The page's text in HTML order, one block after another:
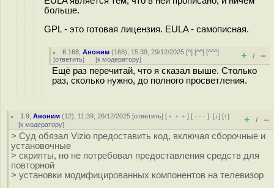
больше.
GPL - это готовая лицензия. EULA - самописная.
6.168 ,Аноним (168), 15:39, 29/12/2025 [^] [^^] [^^^]
[ответить] [к модератору] + / –
Ещё раз перечитай, что я сказал выше. Столько
раз, сколько нужно, до полного просветления.
1.9 ,Аноним (12), 11:39, 26/12/2025 [ответить] [ ﹢﹢﹢] [ · · ·][↓] [↑]
[к модератору] + / –
> Суд обязал Vizio предоставить код, включая сборочные и
установочные
> скрипты, но не потребовал предоставления средств для
повторной
> установки модифицированных компонентов на телевизор